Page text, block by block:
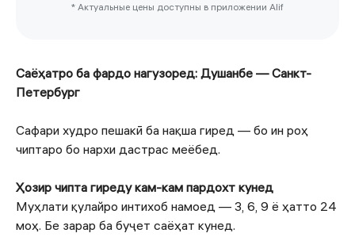
* Актуальные цены доступны в приложении Alif
Саёҳатро ба фардо нагузоред: Душанбе — Санкт-
Петербург
Сафари худро пешакӣ ба нақша гиред — бо ин роҳ
чиптаро бо нархи дастрас меёбед.
Ҳозир чипта гиреду кам-кам пардохт кунед
Муҳлати қулайро интихоб намоед — 3, 6, 9 ё ҳатто 24
моҳ. Бе зарар ба буҷет саёҳат кунед.